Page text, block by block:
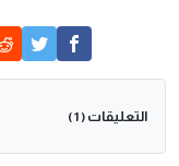
التعليقات ( 1 )